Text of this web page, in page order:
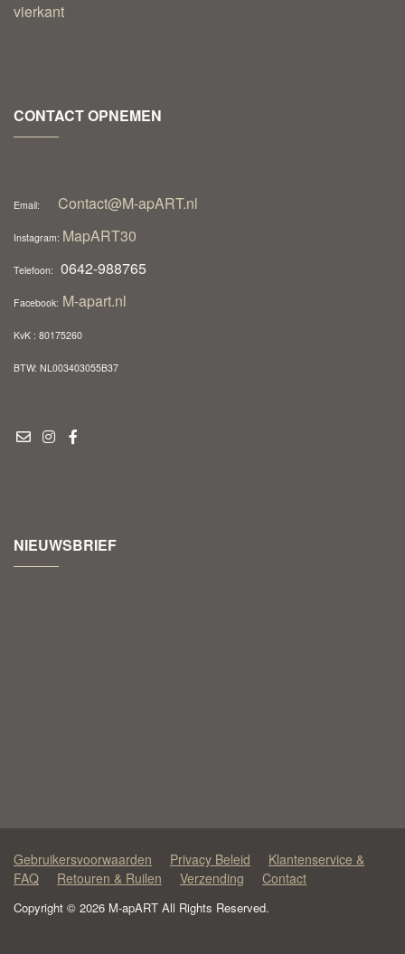
CONTACT OPNEMEN
Email: Contact@M-apART.nl
Instagram: MapART30
Telefoon: 0642-988765
Facebook: M-apart.nl
KvK : 80175260
BTW: NL003403055B37
NIEUWSBRIEF
Gebruikersvoorwaarden Privacy Beleid
Klantenservice &
FAQ
Retouren & Ruilen Verzending Contact
Copyright © 2026 M-apART All Rights Reserved.